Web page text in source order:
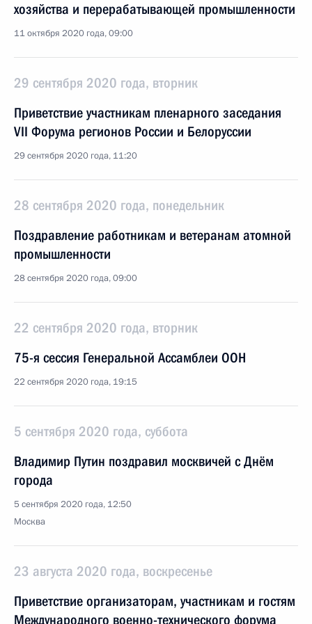
хозяйства и перерабатывающей промышленности
11 октября 2020 года, 09:00
29 сентября 2020 года, вторник
Приветствие участникам пленарного заседания
VII Форума регионов России и Белоруссии
29 сентября 2020 года, 11:20
28 сентября 2020 года, понедельник
Поздравление работникам и ветеранам атомной
промышленности
28 сентября 2020 года, 09:00
22 сентября 2020 года, вторник
75-я сессия Генеральной Ассамблеи ООН
22 сентября 2020 года, 19:15
5 сентября 2020 года, суббота
Владимир Путин поздравил москвичей с Днём
города
5 сентября 2020 года, 12:50
Москва
23 августа 2020 года, воскресенье
Приветствие организаторам, участникам и гостям
Международного военно-технического форума